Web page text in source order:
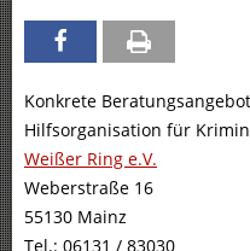
Konkrete
Hilfsorganisation für
Weißer Ring e.V.
Weberstraße 16
55130 Mainz
Tel.: 06131 / 83030